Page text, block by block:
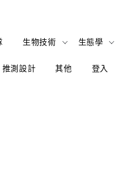
生物技術 生態學
推測設計 其他 登入